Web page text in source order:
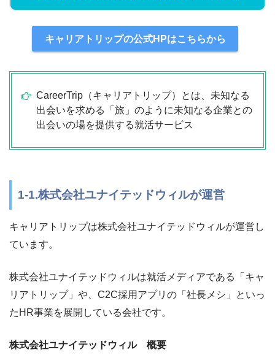
キャリアトリップの公式HPはこちらから
CareerTrip（キャリアトリップ）とは、未知なる
出会いを求める「旅」のように未知なる企業との
出会いの場を提供する就活サービス
1-1.株式会社ユナイテッドウィルが運営
キャリアトリップは株式会社ユナイテッドウィルが運営し
ています。
株式会社ユナイテッドウィルは就活メディアである「キャ
リアトリップ」や、C2C採用アプリの「社長メシ」といっ
たHR事業を展開している会社です。
株式会社ユナイテッドウィル 概要